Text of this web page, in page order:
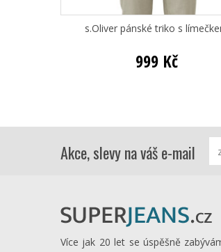
s.Oliver pánské triko s
999 Kč
Akce, slevy na váš e-mail
Více jak 20 let se úspěšně